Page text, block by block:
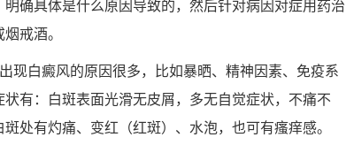
确具体是什么原因导致的，然后针对病因对症用药治
戒酒。
现白癜风的原因很多，比如暴晒、精神因素、免疫系
有：白斑表面光滑无皮屑，多无自觉症状，不痛不
处有灼痛、变红（红斑）、水泡，也可有瘙痒感。